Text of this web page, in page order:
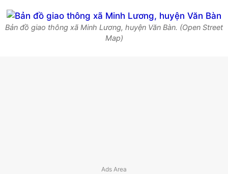
Bản đồ giao thông xã Minh Lương, huyện Văn Bàn. (Open Street
Map)